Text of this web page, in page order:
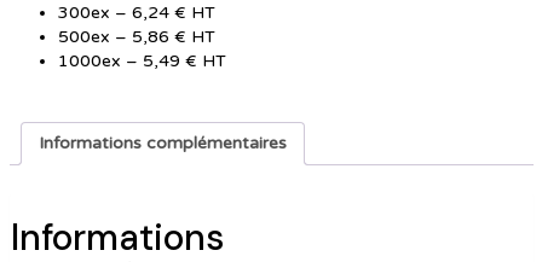
300ex – 6,24 € HT
500ex – 5,86 € HT
1000ex – 5,49 € HT
Informations complémentaires
Informations